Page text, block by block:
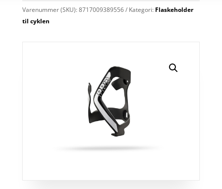
Varenummer (SKU):8717009389556 Kategori: Flaskeholder
til cyklen